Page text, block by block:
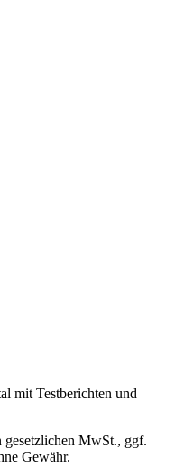
mit Testberichten und
MwSt., ggf.
Gewähr.